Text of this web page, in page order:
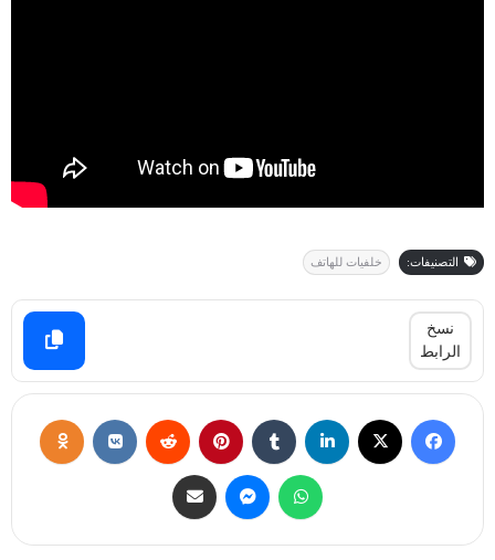
التصنيفات: خلفيات للهاتف
نسخ
الرابط